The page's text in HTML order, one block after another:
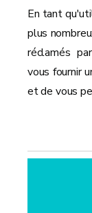
En tant
plus
réclamés
vous fournir
et de vous